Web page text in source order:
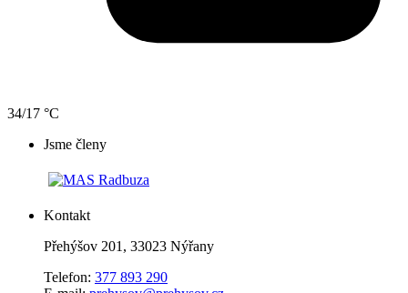
34/17 °C
Jsme členy
Kontakt
Přehýšov 201, 33023 Nýřany
Telefon: 377 893 290